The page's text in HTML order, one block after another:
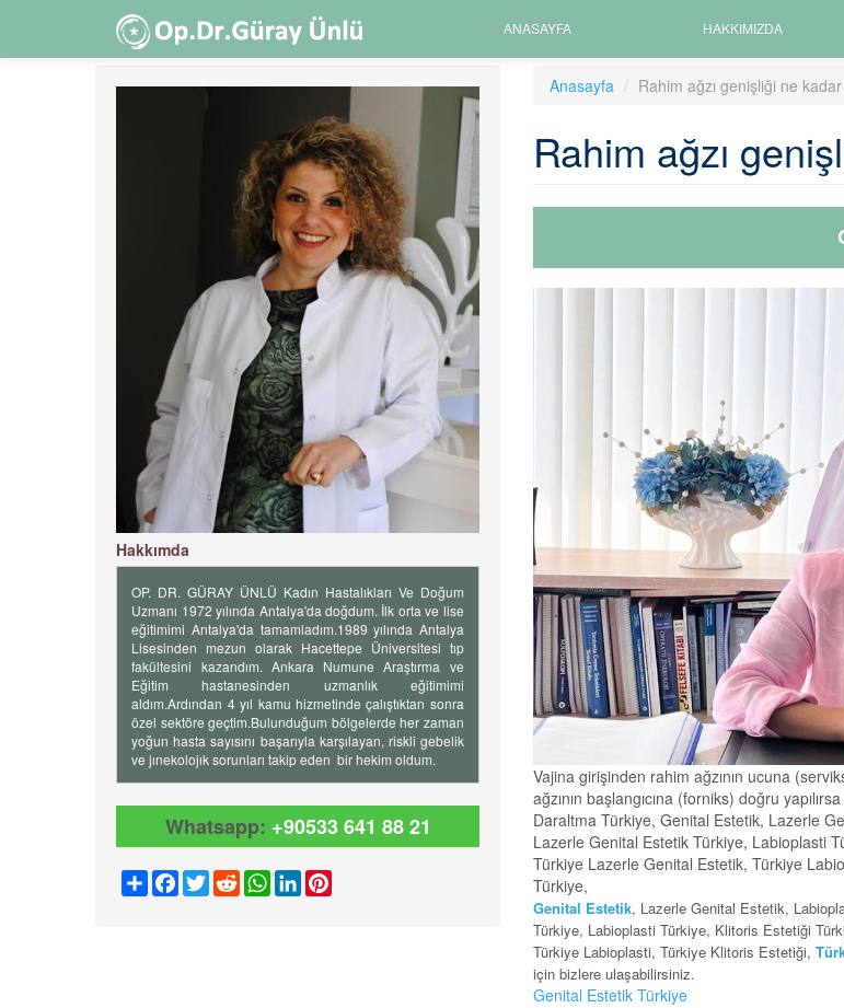
atla
ANASAYFA HAKKIMIZDA
Hakkımda
OP. DR. GÜRAY ÜNLÜ Kadın Hastalıkları Ve Doğum
Uzmanı 1972 yılında Antalya'da doğdum. İlk orta ve lise
eğitimimi Antalya'da tamamladım.1989 yılında Antalya
Lisesinden mezun olarak Hacettepe Üniversitesi tıp
fakültesini kazandım. Ankara Numune Araştırma ve
Eğitim hastanesinden uzmanlık eğitimimi
aldım.Ardından 4 yıl kamu hizmetinde çalıştıktan sonra
özel sektöre geçtim.Bulunduğum bölgelerde her zaman
yoğun hasta sayısını başarıyla karşılayan, riskli gebelik
ve jınekolojık sorunları takip eden bir hekim oldum.
Whatsapp: +90533 641 88 21
ShareFacebook
TwitterRedditWhatsApp
LinkedIn
Anasayfa Rahim ağzı genişliği ne kadar
Rahim ağzı
Vajina girişinden rahim ağzının ucuna
ağzının başlangıcına (forniks) doğru
Daraltma Türkiye, Genital Estetik, Lazerle
Lazerle Genital Estetik Türkiye, Labioplasti
Türkiye Lazerle Genital Estetik, Türkiye
Türkiye,
Genital Estetik, Lazerle Genital Estetik,
Türkiye, Labioplasti Türkiye, Klitoris Estetiği
Türkiye Labioplasti, Türkiye Klitoris Estetiği,
için bizlere ulaşabilirsiniz.
Genital Estetik Türkiye